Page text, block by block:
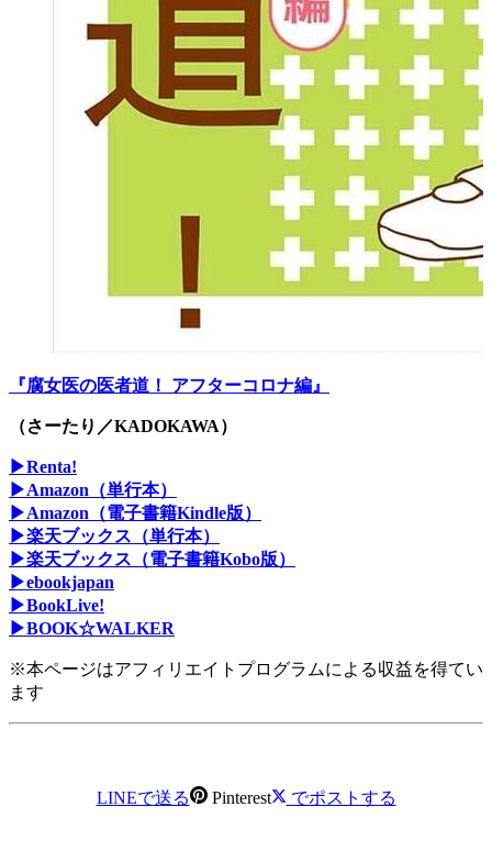
『腐女医の医者道！ アフターコロナ編』
（さーたり ／KADOKAWA）
▶Renta!
▶Amazon（単行本）
▶Amazon（電子書籍Kindle版）
▶楽天ブックス（単行本）
▶楽天ブックス（電子書籍Kobo版）
▶ebookjapan
▶BookLive!
▶BOOK☆WALKER
※本ページはアフィリエイトプログラムによる収益を得てい
ます
LINEで送る Pinterest でポストする